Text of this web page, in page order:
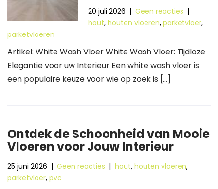
20 juli 2026 |Geen reacties |
hout,houten vloeren,parketvloer,
parketvloeren
Artikel: White Wash Vloer White Wash Vloer: Tijdloze
Elegantie voor uw Interieur Een white wash vloer is
een populaire keuze voor wie op zoek is […]
Ontdek de Schoonheid van Mooie
Vloeren voor Jouw Interieur
25 juni 2026 | Geen reacties | hout, houten vloeren,
parketvloer, pvc